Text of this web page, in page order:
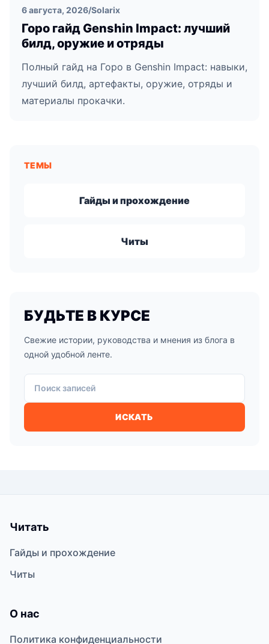
6 августа, 2026/Solarix
Горо гайд Genshin Impact: лучший
билд, оружие и отряды
Полный гайд на Горо в Genshin Impact: навыки,
лучший билд, артефакты, оружие, отряды и
материалы прокачки.
ТЕМЫ
Гайды и прохождение
Читы
БУДЬТЕ В КУРСЕ
Свежие истории, руководства и мнения из блога в
одной удобной ленте.
Поиск записей
ИСКАТЬ
Читать
Гайды и прохождение
Читы
О нас
Политика конфиденциальности